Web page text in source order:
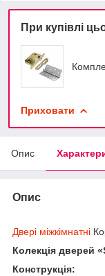
При купівлі
Приховати
Опис
Опис
Двері міжкімнатні
Колекція дверей
Конструкція: